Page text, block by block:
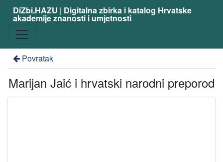
DiZbi.HAZU | Digitalna zbirka i katalog Hrvatske
akademije znanosti i umjetnosti
Povratak
Marijan Jaić i hrvatski narodni preporod